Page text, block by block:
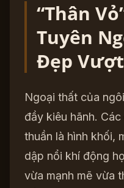
“Thân
Tuyên
Đẹp
Ngoại thất của
đầy kiêu hãnh.
thuần là hình khối,
dập nổi khí động
vừa mạnh mẽ vừa